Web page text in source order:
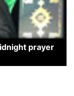
prayer